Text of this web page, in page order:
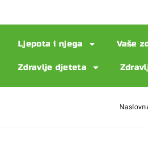
Ljepota i njega Vaše
Zdravlje djeteta